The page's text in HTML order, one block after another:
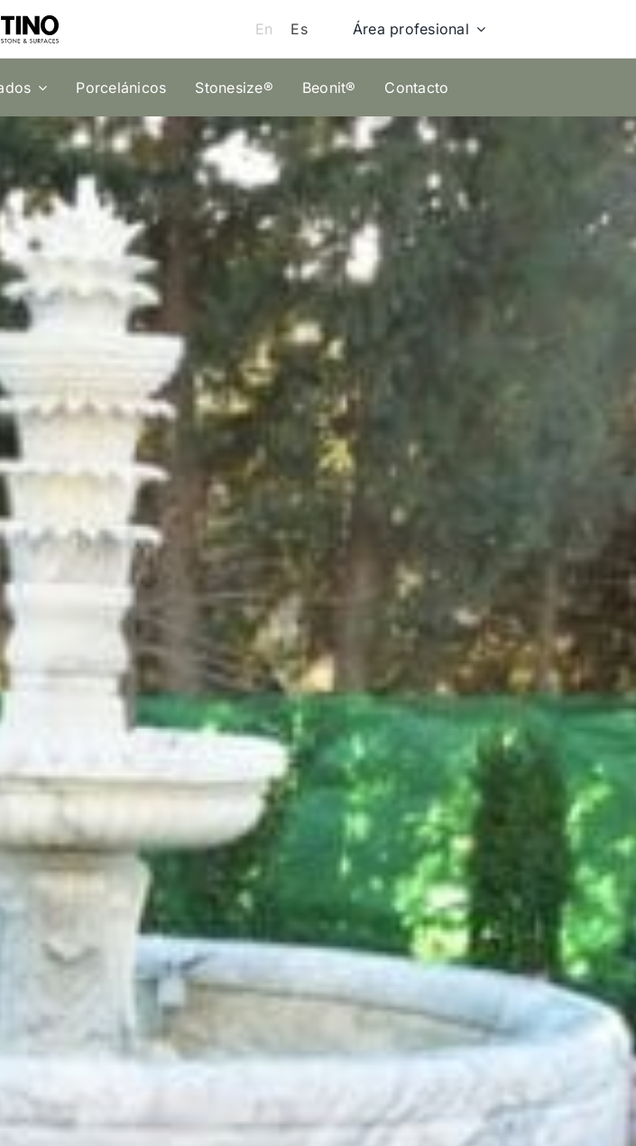
En Es Área profesional
Porcelánicos Stonesize® Beonit® Contacto